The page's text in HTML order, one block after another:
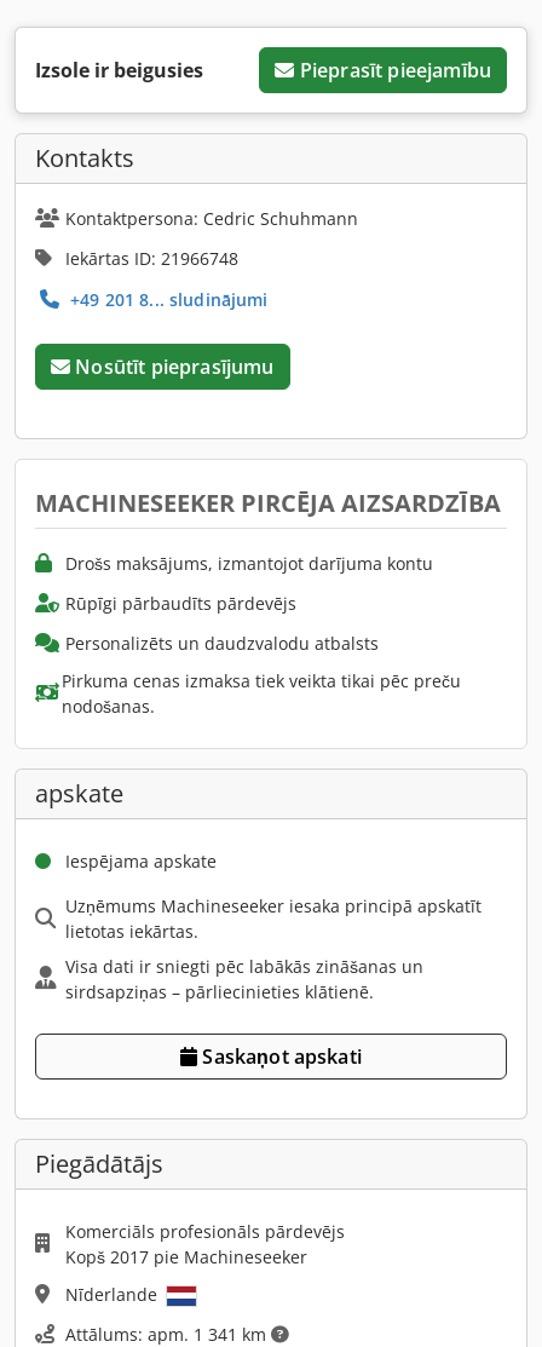
Izsole ir beigusies Pieprasīt pieejamību
Kontakts
Kontaktpersona: Cedric Schuhmann
Iekārtas ID: 21966748
+49 201 8... sludinājumi
Nosūtīt pieprasījumu
MACHINESEEKER PIRCĒJA AIZSARDZĪBA
Drošs maksājums, izmantojot darījuma kontu
Rūpīgi pārbaudīts pārdevējs
Personalizēts un daudzvalodu atbalsts
Pirkuma cenas izmaksa tiek veikta tikai pēc preču
nodošanas.
apskate
Iespējama apskate
Uzņēmums Machineseeker iesaka principā apskatīt
lietotas iekārtas.
Visa dati ir sniegti pēc labākās zināšanas un
sirdsapziņas – pārliecinieties klātienē.
Saskaņot apskati
Piegādātājs
Komerciāls profesionāls pārdevējs
Kopš 2017 pie Machineseeker
Nīderlande
Attālums: apm. 1 341 km